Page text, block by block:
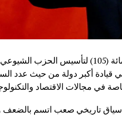
تُحيي الصين هذه الأيام الذكرى الخامسة بعد المائة
قيادة أكبر دولة من حيث عدد
في مجالات الاقتصاد
الشيوعي الصيني عام 1921 في سياق تاريخي صعب